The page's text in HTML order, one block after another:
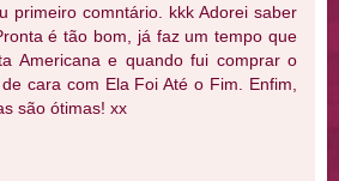
primeiro comntário. kkk Adorei saber
é tão bom, já faz um tempo que
Americana e quando fui comprar o
cara com Ela Foi Até o Fim. Enfim,
são ótimas! xx